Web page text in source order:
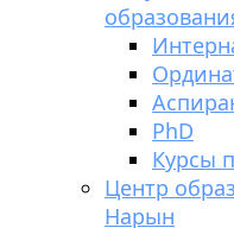
PhD
Курсы
Центр
Нарын